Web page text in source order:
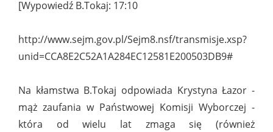
[Wypowiedź B.Tokaj: 17:10
http://www.sejm.gov.pl/Sejm8.nsf/transmisje.xsp?
unid=CCA8E2C52A1A284EC12581E200503DB9#
Na kłamstwa B.Tokaj odpowiada Krystyna Łazor -
mąż zaufania w Państwowej Komisji Wyborczej -
która od wielu lat zmaga się (również